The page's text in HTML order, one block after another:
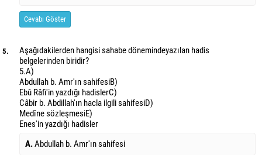
Cevabı Göster
5. Aşağıdakilerden hangisi sahabe dönemindeyazılan hadis
belgelerinden biridir?
5.A)
Abdullah b. Amr'ın sahifesiB)
Ebû Râfi'in yazdığı hadislerC)
Câbir b. Abdillah'ın hacla ilgili sahifesiD)
Medîne sözleşmesiE)
Enes'in yazdığı hadisler
A.Abdullah b. Amr'ın sahifesi